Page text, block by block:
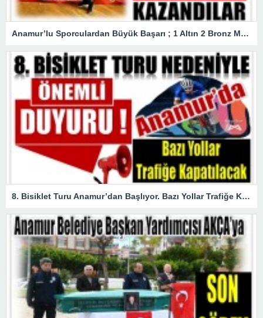
Anamur’lu Sporculardan Büyük Başarı ; 1 Altın 2 Bronz Madalya Kazandılar
8. Bisiklet Turu Anamur’dan Başlıyor. Bazı Yollar Trafiğe Kapatılacak